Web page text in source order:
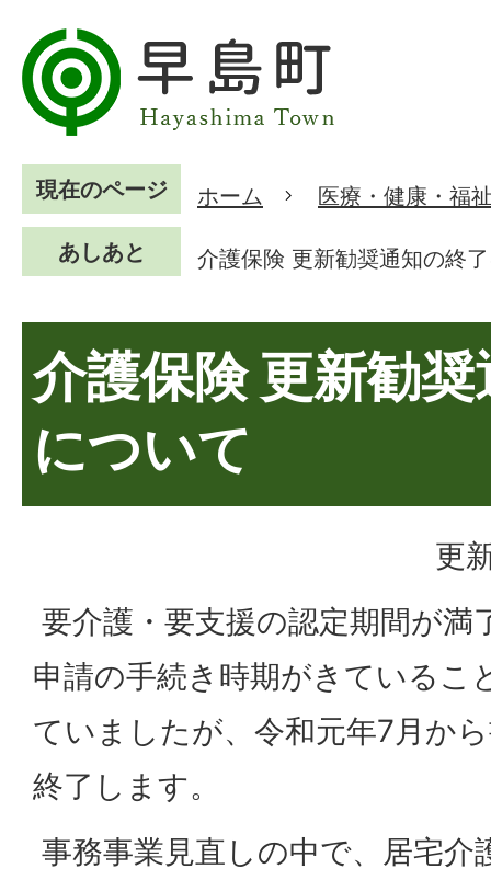
現在のページ ホーム 医療・健康・福
あしあと 介護保険 更新勧奨通知の終
介護保険 更新勧
について
更
要介護・要支援の認定期間が満
申請の手続き時期がきているこ
ていましたが、令和元年7月か
終了します。
事務事業見直しの中で、居宅介